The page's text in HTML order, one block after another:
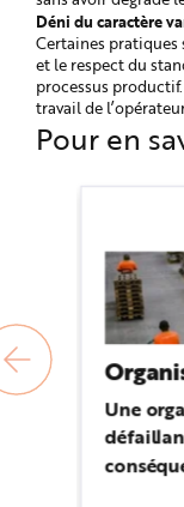
Déni du caractère
Certaines pratiques
et le respect du
processus
travail de
Pour en
Une